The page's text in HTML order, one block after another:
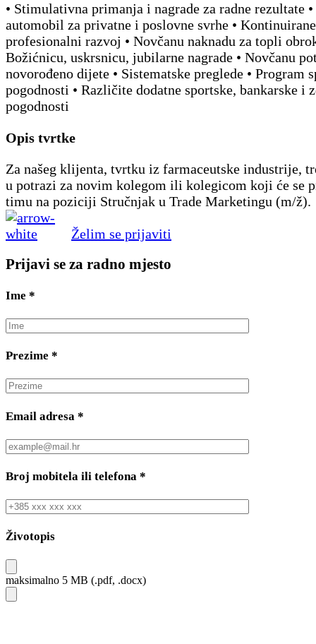
• Stimulativna primanja i nagrade za radne rezultate
automobil za privatne i poslovne svrhe •
profesionalni razvoj • Novčanu naknadu za topli
Božićnicu, uskrsnicu, jubilarne nagrade • Novčanu
novorođeno dijete • Sistematske preglede • Program
pogodnosti • Različite dodatne sportske, bankarske i
pogodnosti
Opis tvrtke
Za našeg klijenta, tvrtku iz farmaceutske industrije,
u potrazi za novim kolegom ili kolegicom koji će se
timu na poziciji Stručnjak u Trade Marketingu (m/ž).
Želim se prijaviti
Prijavi se za radno mjesto
Ime *
Prezime *
Email adresa *
Broj mobitela ili telefona *
Životopis
maksimalno 5 MB (.pdf, .docx)